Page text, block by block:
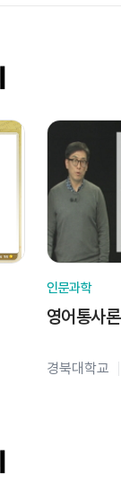
인문과학
영어통사론
경북대학교